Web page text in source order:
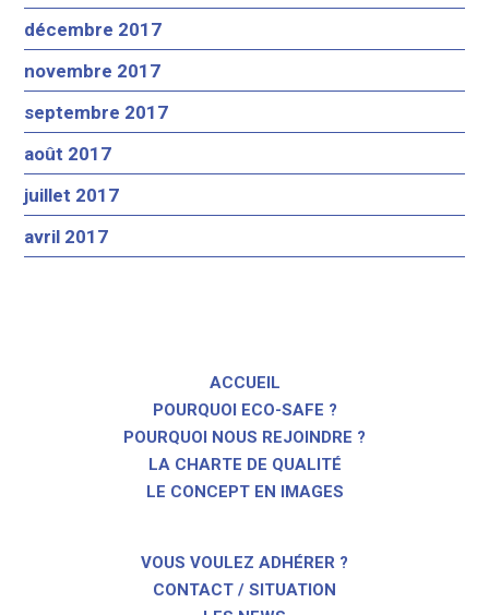
décembre 2017
novembre 2017
septembre 2017
août 2017
juillet 2017
avril 2017
ACCUEIL
POURQUOI ECO-SAFE ?
POURQUOI NOUS REJOINDRE ?
LA CHARTE DE QUALITÉ
LE CONCEPT EN IMAGES
VOUS VOULEZ ADHÉRER ?
CONTACT / SITUATION